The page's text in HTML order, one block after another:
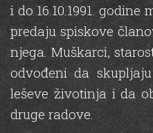
i do 16.10.1991.
predaju spiskove
njega. Muškarci,
odvođeni da
leševe životinja i da
druge radove.